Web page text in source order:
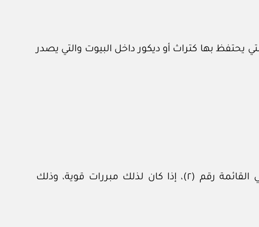
الأولى من المادة (٣) الأسلحة التقليدية التي يحتفظ بها كتراث أو ديكور داخل البيوت والتي يصدر
مع مراعاة أحكام المادة (٣) من القانون يجوز الترخيص بحيازة الأسلحة النارية المبينة في القائمة رقم (٢)، إذا كان لذلك مبررات قوية، وذلك